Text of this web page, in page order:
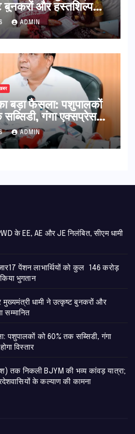
बुनकरों और हस्तशिल्प
सम्मानित
ADMIN
बड़ा फैसला: पशुपालकों
गंगा एक्सप्रेसवे
विस्तार
ADMIN
के EE, AE और JE निलंबित, सीएम धामी
पेंशन लाभार्थियों को कुल 146 करोड़
भुगतान
मुख्यमंत्री धामी ने उत्कृष्ट बुनकरों और
सम्मानित
पशुपालकों को 60% तक सब्सिडी, गंगा
विस्तार
तक निकली BJYM की भव्य कांवड़ यात्रा;
के कल्याण की कामना